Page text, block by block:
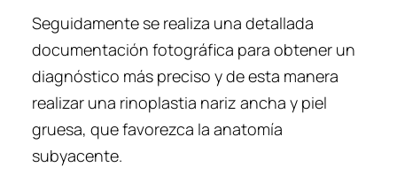
Seguidamente se realiza una detallada
documentación fotográfica para obtener un
diagnóstico más preciso y de esta manera
realizar una rinoplastia nariz ancha y piel
gruesa, que favorezca la anatomía
subyacente.